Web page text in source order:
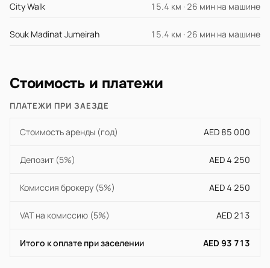
City Walk 15.4 км · 26 мин на машине
Souk Madinat Jumeirah 15.4 км · 26 мин на машине
Стоимость и платежи
ПЛАТЕЖИ ПРИ ЗАЕЗДЕ
Стоимость аренды (год) AED 85 000
Депозит (5%) AED 4 250
Комиссия брокеру (5%) AED 4 250
VAT на комиссию (5%) AED 213
Итого к оплате при заселении AED 93 713